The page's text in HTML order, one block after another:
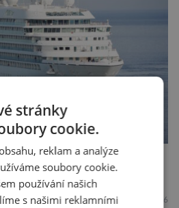
[…]
hrozí nová
28.7.2026
stránky
cookie.
reklam a analýze
soubory cookie.
používání našich
s našimi reklamními